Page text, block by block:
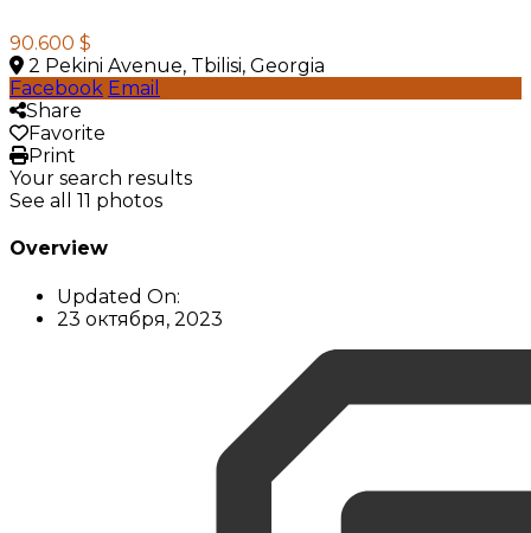
90.600 $
2 Pekini Avenue, Tbilisi, Georgia
Facebook Email
Share
Favorite
Print
Your search results
See all 11 photos
Overview
Updated On:
23 октября, 2023